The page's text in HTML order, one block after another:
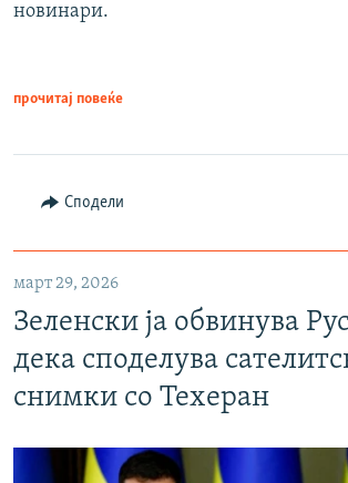
новинари.
прочитај повеќе
Сподели
март 29, 2026
Зеленски ја обвинува
дека споделува
снимки со Техеран